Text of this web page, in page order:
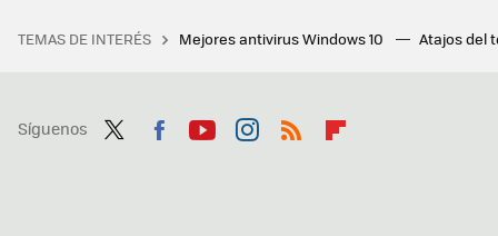
TEMAS DE INTERÉS Mejores antivirus Windows 10 Atajos del
Síguenos